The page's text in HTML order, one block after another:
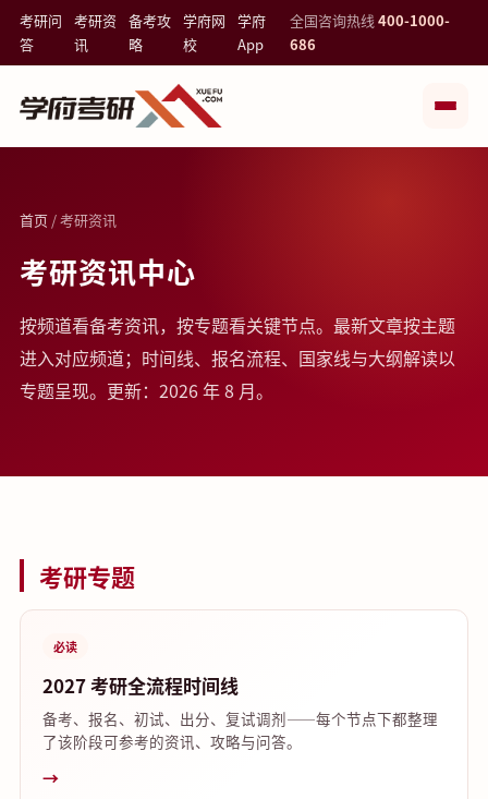
考研问
答
考研资
讯
备考攻
略
学府网
校
学府
App
全国咨询热线400-1000-
686
首页/ 考研资讯
考研资讯中心
按频道看备考资讯，按专题看关键节点。最新文章按主题
进入对应频道；时间线、报名流程、国家线与大纲解读以
专题呈现。更新：2026 年 8 月。
考研专题
必读
2027 考研全流程时间线
备考、报名、初试、出分、复试调剂——每个节点下都整理
了该阶段可参考的资讯、攻略与问答。
→